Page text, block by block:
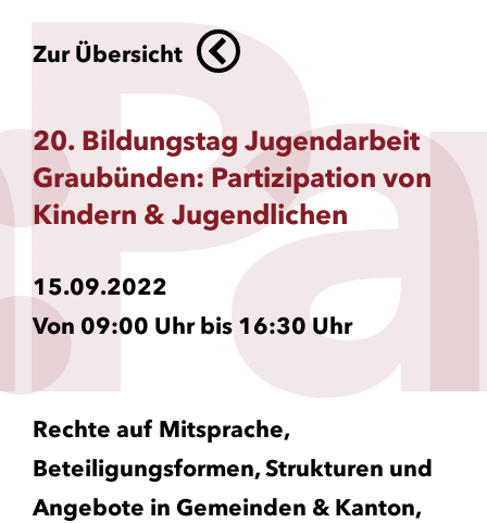
ar
Zur Übersicht
20. Bildungstag Jugendarbeit
Graubünden: Partizipation von
Kindern & Jugendlichen
15.09.2022
Von 09:00 Uhr bis 16:30 Uhr
Rechte auf Mitsprache,
Beteiligungsformen, Strukturen und
Angebote in Gemeinden & Kanton,